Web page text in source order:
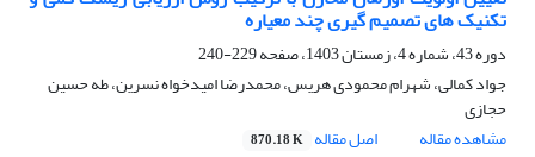
تکنیک های تصمیم گیری چند معیاره
دوره 43، شماره 4، زمستان 1403، صفحه
229-240
جواد کمالی، شهرام محمودی هریس، محمدرضا امیدخواه نسرین، طه حسین
حجازی
مشاهده مقاله
اصل مقاله 870.18 K